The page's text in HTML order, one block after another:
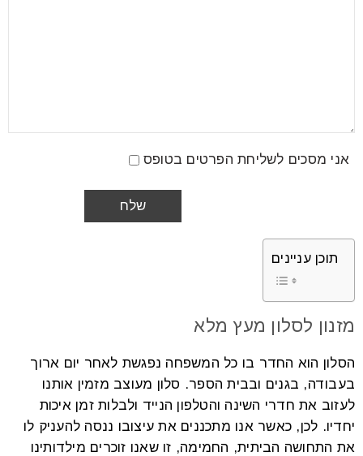
אני מסכים לשליחת הפרטים בטופס
תוכן עניינים
מזנון לסלון מעץ מלא
הסלון הוא החדר בו כל המשפחה נפגשת לאחר יום ארוך
בעבודה, בגנים ובבית הספר. סלון מעוצב מזמין אותנו
לעזוב את חדרי השינה והטלפון הנייד ולבלות זמן איכות
יחדיו. לכן, כאשר אנו מתכננים את עיצובו ננסה להעניק לו
את התחושה הביתית, החמימה, זו שאנו זוכרים מילדותינו